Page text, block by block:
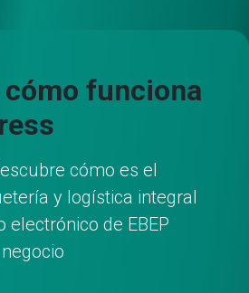
funciona
cómo es el
y logística integral
electrónico de EBEP